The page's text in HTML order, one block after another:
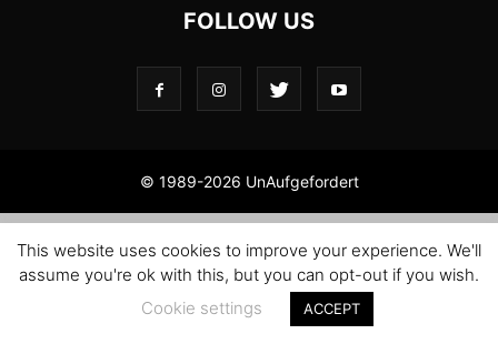
FOLLOW US
© 1989-2026 UnAufgefordert
This website uses cookies to improve your experience. We'll
assume you're ok with this, but you can opt-out if you wish.
Cookie settings
ACCEPT